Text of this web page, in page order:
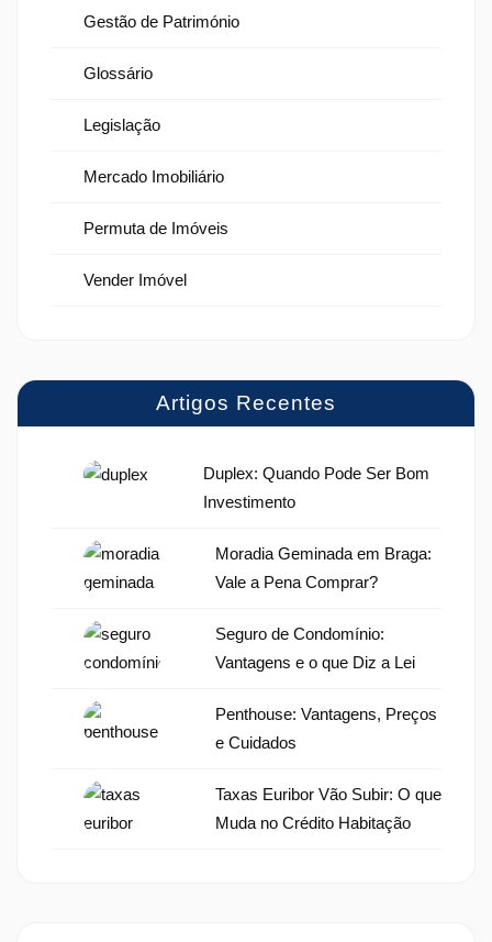
Gestão de Património
Glossário
Legislação
Mercado Imobiliário
Permuta de Imóveis
Vender Imóvel
Artigos Recentes
Duplex: Quando Pode Ser Bom
Investimento
Moradia Geminada em Braga:
Vale a Pena Comprar?
Seguro de Condomínio:
Vantagens e o que Diz a Lei
Penthouse: Vantagens, Preços
e Cuidados
Taxas Euribor Vão Subir: O que
Muda no Crédito Habitação